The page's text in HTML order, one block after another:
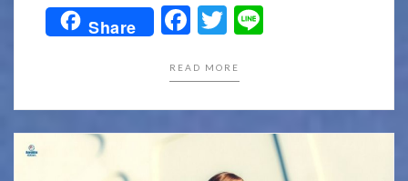
Share Facebook
Twitter
Line
READ MORE